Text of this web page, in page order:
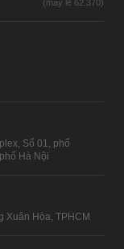
Số 01, phố
Hà Nội
Xuân Hòa, TPHCM